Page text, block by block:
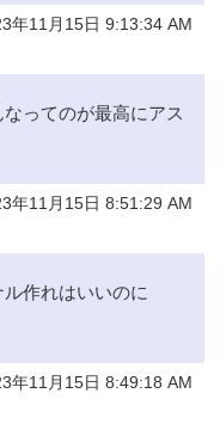
年11月15日 9:13:34 AM
ってのが最高にアス
年11月15日 8:51:29 AM
作れはいいのに
年11月15日 8:49:18 AM